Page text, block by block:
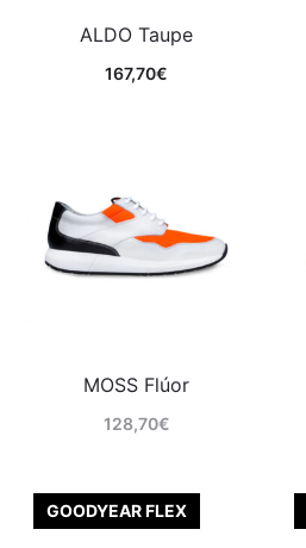
ALDO Taupe
167,70€
MOSS Flúor
128,70€
GOODYEAR FLEX